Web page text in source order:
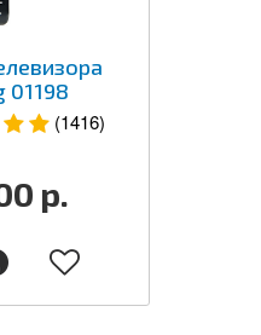
01198
(1416)
р.